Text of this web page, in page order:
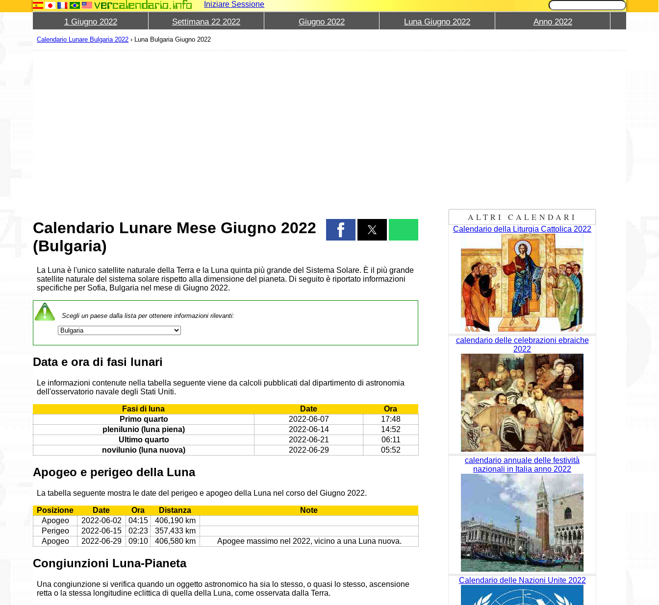
Iniziare Sessione
1 Giugno 2022 Settimana 22 2022 Giugno 2022 Luna Giugno 2022 Anno 2022
Calendario Lunare Bulgaria 2022 › Luna Bulgaria Giugno 2022
Calendario Lunare Mese Giugno 2022
(Bulgaria)
La Luna è l'unico satellite naturale della Terra e la Luna quinta più grande del Sistema Solare. È il più grande
satellite naturale del sistema solare rispetto alla dimensione del pianeta. Di seguito è riportato informazioni
specifiche per Sofia, Bulgaria nel mese di Giugno 2022.
Scegli un paese dalla lista per ottenere informazioni rilevanti:
Data e ora di fasi lunari
Le informazioni contenute nella tabella seguente viene da calcoli pubblicati dal dipartimento di astronomia
dell'osservatorio navale degli Stati Uniti.
Fasi di luna Date
Ora
Primo quarto
2022-06-07
17:48
plenilunio (luna piena)
2022-06-14
14:52
Ultimo quarto
2022-06-21
06:11
novilunio (luna nuova)
2022-06-29 05:52
Apogeo e perigeo della Luna
La tabella seguente mostra le date del perigeo e apogeo della Luna nel corso del Giugno 2022.
Posizione Date Ora Distanza
Note
Apogeo
2022-06-02 04:15
406,190 km
Perigeo
2022-06-15 02:23
357,433 km
Apogeo
2022-06-29 09:10 406,580 km Apogee massimo nel 2022, vicino a una Luna nuova.
Congiunzioni Luna-Pianeta
Una congiunzione si verifica quando un oggetto astronomico ha sia lo stesso, o quasi lo stesso, ascensione
retta o la stessa longitudine eclittica di quella della Luna, come osservata dalla Terra.
ALTRI CALENDARI
Calendario della Liturgia Cattolica 2022
calendario delle celebrazioni ebraiche
2022
calendario annuale delle festività
nazionali in Italia anno 2022
Calendario delle Nazioni Unite 2022